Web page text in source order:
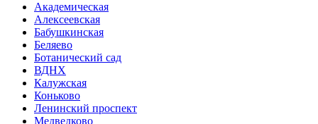
Академическая
Алексеевская
Бабушкинская
Беляево
Ботанический сад
ВДНХ
Калужская
Коньково
Ленинский проспект
Медведково